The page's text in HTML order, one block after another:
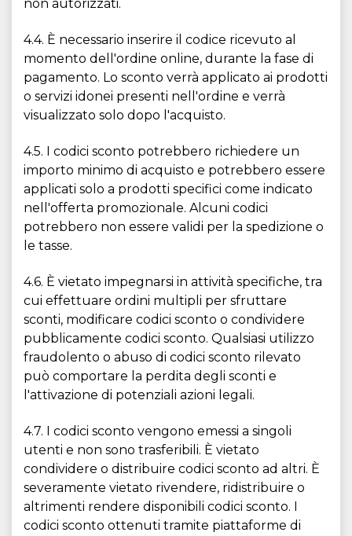
non autorizzati.
4.4. È necessario inserire il codice ricevuto al
momento dell'ordine online, durante la fase di
pagamento. Lo sconto verrà applicato ai prodotti
o servizi idonei presenti nell'ordine e verrà
visualizzato solo dopo l'acquisto.
4.5. I codici sconto potrebbero richiedere un
importo minimo di acquisto e potrebbero essere
applicati solo a prodotti specifici come indicato
nell'offerta promozionale. Alcuni codici
potrebbero non essere validi per la spedizione o
le tasse.
4.6. È vietato impegnarsi in attività specifiche, tra
cui effettuare ordini multipli per sfruttare
sconti, modificare codici sconto o condividere
pubblicamente codici sconto. Qualsiasi utilizzo
fraudolento o abuso di codici sconto rilevato
può comportare la perdita degli sconti e
l'attivazione di potenziali azioni legali.
4.7. I codici sconto vengono emessi a singoli
utenti e non sono trasferibili. È vietato
condividere o distribuire codici sconto ad altri. È
severamente vietato rivendere, ridistribuire o
altrimenti rendere disponibili codici sconto. I
codici sconto ottenuti tramite piattaforme di